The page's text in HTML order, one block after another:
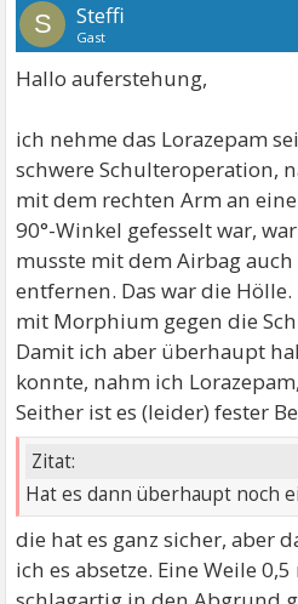
S Steffi
Gast
Hallo auferstehung,
ich nehme das Lorazepam
schwere Schulteroperation,
mit dem rechten Arm an
90°-Winkel gefesselt war,
musste mit dem Airbag
entfernen. Das war die
mit Morphium gegen die
Damit ich aber überhaupt
konnte, nahm ich
Seither ist es (leider) fester
Zitat:
Hat es dann überhaupt noch
die hat es ganz sicher, aber
ich es absetze. Eine Weile